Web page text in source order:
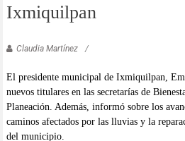
Ixmiquilpan
Claudia Martínez
El presidente municipal de Ixmiquilpan,
nuevos titulares en las secretarías de
Planeación. Además, informó sobre los
caminos afectados por las lluvias y la
del municipio.